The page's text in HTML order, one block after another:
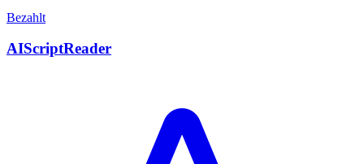
Bezahlt
AIScriptReader